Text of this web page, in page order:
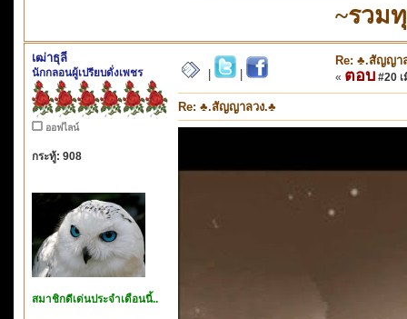
~รวม
เฒ่าธุลี
นักกลอนผู้เปรียบดั่งเพชร
ออฟไลน์
กระทู้: 908
สมาชิกดีเด่นประจำเดือนนี้..
Re: ♣.สัญญา
« ตอบ #20
Re: ♣.สัญญาลวง.♣